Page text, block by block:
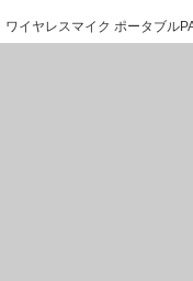
ワイヤレスマイク ポータブル